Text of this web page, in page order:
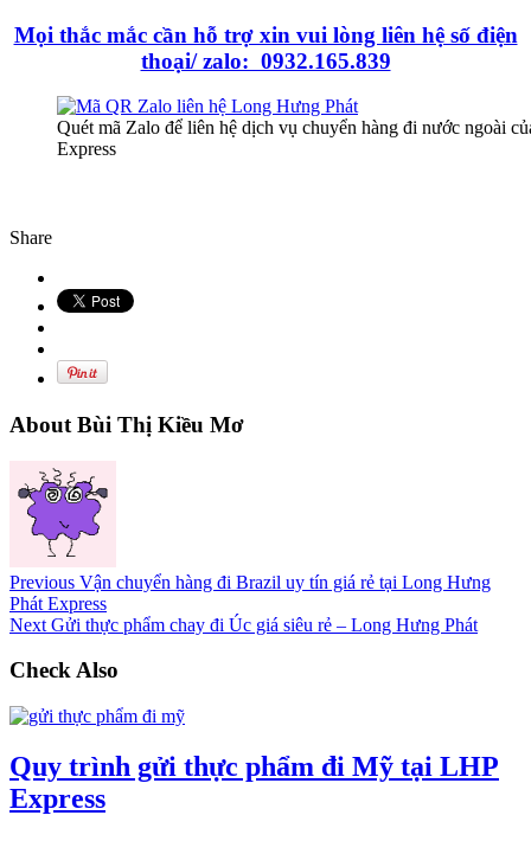
Mọi thắc mắc cần hỗ trợ xin vui lòng liên hệ số điện
thoại/ zalo: 0932.165.839
Quét mã Zalo để liên hệ dịch vụ chuyển hàng đi nước ngoài
Express
Share
About Bùi Thị Kiều Mơ
Previous Vận chuyển hàng đi Brazil uy tín giá rẻ tại Long Hưng
Phát Express
Next Gửi thực phẩm chay đi Úc giá siêu rẻ – Long Hưng Phát
Check Also
Quy trình gửi thực phẩm đi Mỹ tại LHP
Express